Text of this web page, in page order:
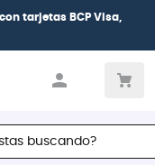
con tarjetas BCP Visa,